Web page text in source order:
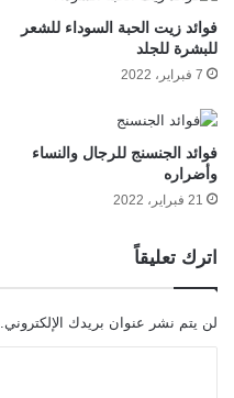
فوائد زيت الحبة السوداء للشعر
للبشرة للجلد
7 فبراير، 2022
فوائد الجنسنج للرجال والنساء
وأضراره
21 فبراير، 2022
اترك تعليقاً
لن يتم نشر عنوان بريدك الإلكتروني.